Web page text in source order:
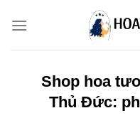
Shop hoa
Thủ Đức: